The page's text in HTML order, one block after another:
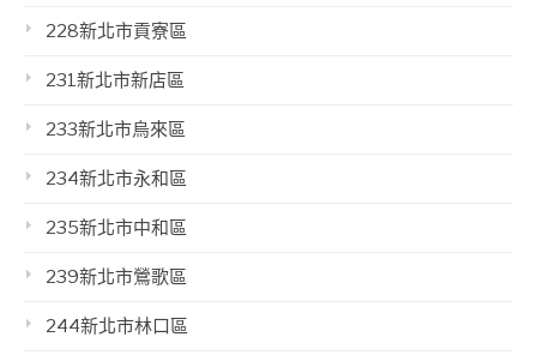
228新北市貢寮區
231新北市新店區
233新北市烏來區
234新北市永和區
235新北市中和區
239新北市鶯歌區
244新北市林口區